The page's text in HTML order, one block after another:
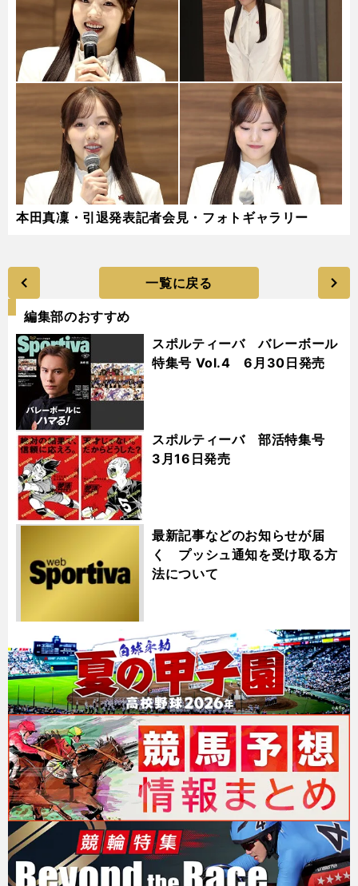
本田真凜・引退発表記者会見・フォトギャラリー
一覧に戻る
編集部のおすすめ
スポルティーバ バレーボール
特集号 Vol.4 6月30日発売
スポルティーバ 部活特集号
3月16日発売
最新記事などのお知らせが届
く プッシュ通知を受け取る方
法について